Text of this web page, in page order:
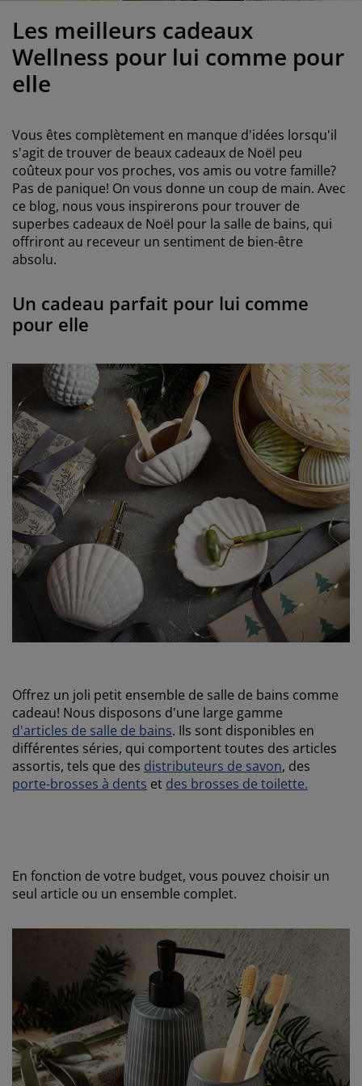
robes
de chambre à coucher
enfant
entretien meubles
pour vitrage
d'extérieur
d’enfant
pour animaux de compagnie
Les meilleurs cadeaux
Wellness pour lui comme pour
elle
Vous êtes complètement en manque d'idées lorsqu'il
s'agit de trouver de beaux cadeaux de Noël peu
coûteux pour vos proches, vos amis ou votre famille?
Pas de panique! On vous donne un coup de main. Avec
ce blog, nous vous inspirerons pour trouver de
superbes cadeaux de Noël pour la salle de bains, qui
offriront au receveur un sentiment de bien-être
absolu.
Un cadeau parfait pour lui comme
pour elle
Offrez un joli petit ensemble de salle de bains comme
cadeau! Nous disposons d'une large gamme
d'articles de salle de bains. Ils sont disponibles en
différentes séries, qui comportent toutes des articles
assortis, tels que des distributeurs de savon, des
porte-brosses à dents et des brosses de toilette.
En fonction de votre budget, vous pouvez choisir un
seul article ou un ensemble complet.